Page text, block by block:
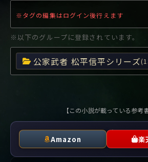
※タグの編集はログイン後行えます
※以下のグループに登録されています。
公家武者 松平信平シリーズ
【この小説が載っている参考
Amazon 楽